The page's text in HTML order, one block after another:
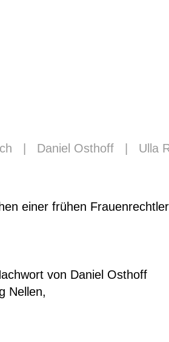
Daniel Osthoff Ulla
einer frühen
von Daniel Osthoff
Nellen,